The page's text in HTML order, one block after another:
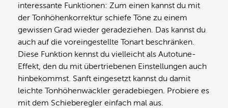
interessante Funktionen: Zum einen kannst du mit
der Tonhöhenkorrektur schiefe Töne zu einem
gewissen Grad wieder geradeziehen. Das kannst du
auch auf die voreingestellte Tonart beschränken.
Diese Funktion kennst du vielleicht als Autotune-
Effekt, den du mit übertriebenen Einstellungen auch
hinbekommst. Sanft eingesetzt kannst du damit
leichte Tonhöhenwackler geradebiegen. Probiere es
mit dem Schieberegler einfach mal aus.